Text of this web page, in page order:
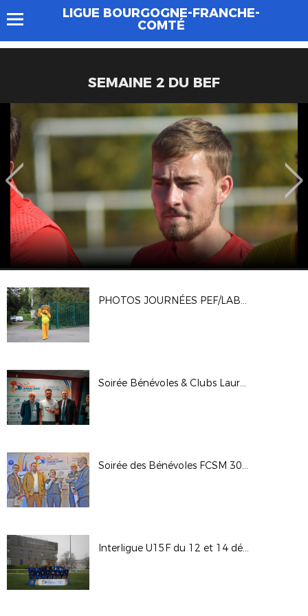
LIGUE BOURGOGNE-FRANCHE-
COMTÉ
SEMAINE 2 DU BEF
PHOTOS JOURNÉES PEF/LABELS CRÉDIT AGRICOLE 10/04/2026
Soirée Bénévoles & Clubs Lauréats Engagement DFCO 13-03
Soirée des Bénévoles FCSM 30-01-26
Interligue U15F du 12 et 14 décembre 2025